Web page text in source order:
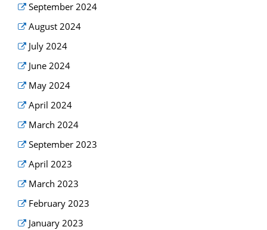
September 2024
August 2024
July 2024
June 2024
May 2024
April 2024
March 2024
September 2023
April 2023
March 2023
February 2023
January 2023